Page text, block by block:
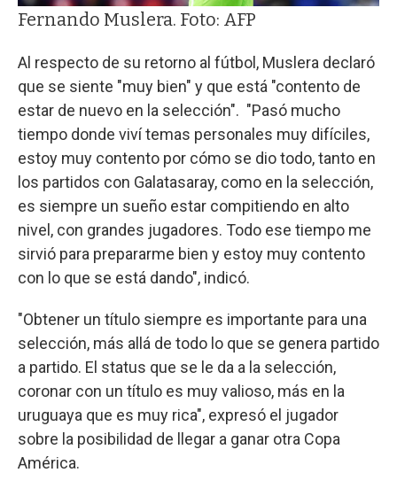
Fernando Muslera. Foto: AFP
Al respecto de su retorno al fútbol, Muslera declaró
que se siente "muy bien" y que está "contento de
estar de nuevo en la selección". "Pasó mucho
tiempo donde viví temas personales muy difíciles,
estoy muy contento por cómo se dio todo, tanto en
los partidos con Galatasaray, como en la selección,
es siempre un sueño estar compitiendo en alto
nivel, con grandes jugadores. Todo ese tiempo me
sirvió para prepararme bien y estoy muy contento
con lo que se está dando", indicó.
"Obtener un título siempre es importante para una
selección, más allá de todo lo que se genera partido
a partido. El status que se le da a la selección,
coronar con un título es muy valioso, más en la
uruguaya que es muy rica", expresó el jugador
sobre la posibilidad de llegar a ganar otra Copa
América.